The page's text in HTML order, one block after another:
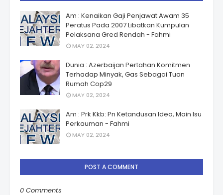
Am : Kenaikan Gaji Penjawat Awam 35
Peratus Pada 2007 Libatkan Kumpulan
Pelaksana Gred Rendah - Fahmi
MAY 02, 2024
Dunia : Azerbaijan Pertahan Komitmen
Terhadap Minyak, Gas Sebagai Tuan
Rumah Cop29
MAY 02, 2024
Am : Prk Kkb: Pn Ketandusan Idea, Main Isu
Perkauman - Fahmi
MAY 02, 2024
POST A COMMENT
0 Comments